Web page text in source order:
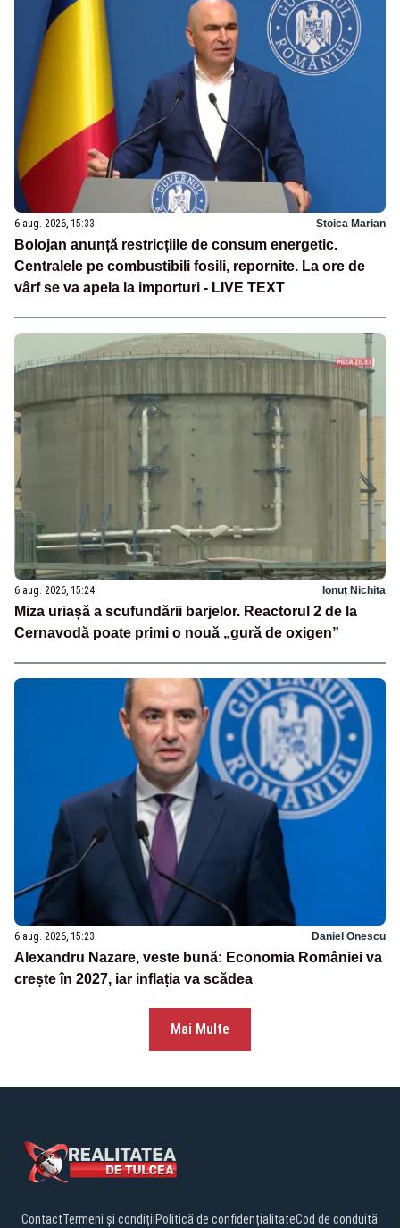
6 aug. 2026, 15:33 Stoica Marian
Bolojan anunță restricțiile de consum energetic.
Centralele pe combustibili fosili, repornite. La ore de
vârf se va apela la importuri - LIVE TEXT
6 aug. 2026, 15:24 Ionuț Nichita
Miza uriașă a scufundării barjelor. Reactorul 2 de la
Cernavodă poate primi o nouă „gură de oxigen”
6 aug. 2026, 15:23 Daniel Onescu
Alexandru Nazare, veste bună: Economia României va
crește în 2027, iar inflația va scădea
Mai Multe
ContactTermeni și condițiiPolitică de confidențialitateCod de conduită